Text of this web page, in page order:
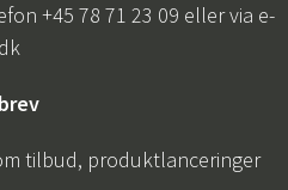
+45 78 71 23 09 eller via e-
tilbud, produktlanceringer